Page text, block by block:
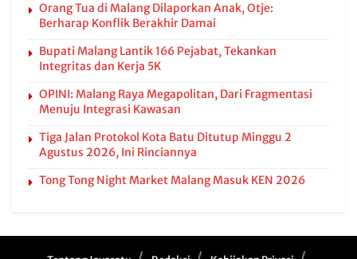
Orang Tua di Malang Dilaporkan Anak, Otje:
Berharap Konflik Berakhir Damai
Bupati Malang Lantik 166 Pejabat, Tekankan
Integritas dan Kerja 5K
OPINI: Malang Raya Megapolitan, Dari Fragmentasi
Menuju Integrasi Kawasan
Tiga Jalan Protokol Kota Batu Ditutup Minggu 2
Agustus 2026, Ini Rinciannya
Tong Tong Night Market Malang Masuk KEN 2026